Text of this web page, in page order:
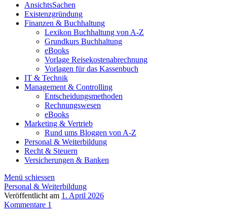
AnsichtsSachen
Existenzgründung
Finanzen & Buchhaltung
Lexikon Buchhaltung von A-Z
Grundkurs Buchhaltung
eBooks
Vorlage Reisekostenabrechnung
Vorlagen für das Kassenbuch
IT & Technik
Management & Controlling
Entscheidungsmethoden
Rechnungswesen
eBooks
Marketing & Vertrieb
Rund ums Bloggen von A-Z
Personal & Weiterbildung
Recht & Steuern
Versicherungen & Banken
Menü schiessen
Personal & Weiterbildung
Veröffentlicht am 1. April 2026
Kommentare 1